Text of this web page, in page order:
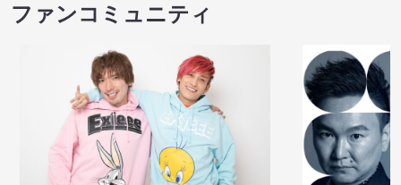
ファンコミュニティ